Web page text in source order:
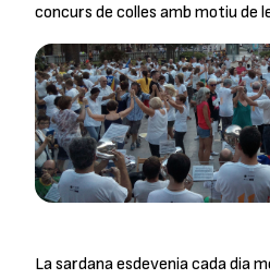
concurs de colles amb motiu de
La sardana esdevenia cada dia